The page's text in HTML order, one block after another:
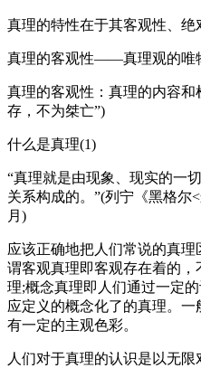
真理的特性在于其客观性、绝
真理的客观性——真理观的唯
真理的客观性：真理的内容
存，不为桀亡”)
什么是真理(1)
“真理就是由现象、现实的一
关系构成的。”(列宁《黑格尔
月)
应该正确地把人们常说的真
谓客观真理即客观存在着的
理;概念真理即人们通过一定
应定义的概念化了的真理。
有一定的主观色彩。
人们对于真理的认识是以无